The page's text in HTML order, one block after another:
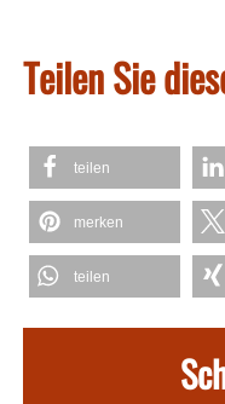
Teilen Sie
teilen
merken
teilen